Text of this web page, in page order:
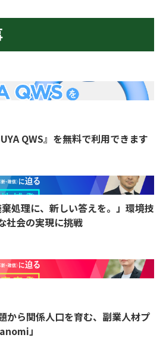
QWS』を無料で利用できます
棄処理に、新しい答えを。」環境技
社会の実現に挑戦
から関係人口を育む、副業人材プ
」